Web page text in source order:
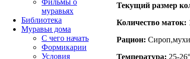
Текущий размер
Количество маток:
Рацион:
Температура: 25-
Фильмы о
муравьях
Библиотека
Муравьи дома
С чего начать
Формикарии
Условия